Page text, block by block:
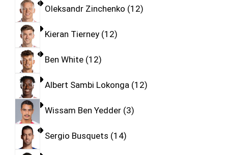
Oleksandr Zinchenko 12
Kieran Tierney 12
Ben White 12
Albert Sambi Lokonga 12
Wissam Ben Yedder 3
Sergio Busquets 14